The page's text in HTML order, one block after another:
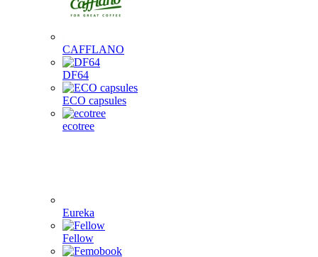
CAFFLANO
DF64
ECO capsules
ecotree
Eureka
Fellow